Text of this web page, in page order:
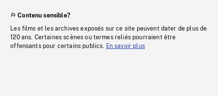
Contenu sensible?
Les films et les archives exposés sur ce site peuvent dater de plus de
120 ans. Certaines scènes ou termes reliés pourraient être
offensants pour certains publics. En savoir plus